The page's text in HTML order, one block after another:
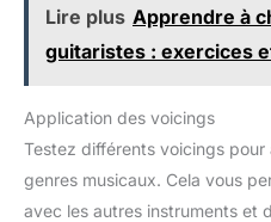
Lire plus Apprendre à
guitaristes : exercices
Application des voicings
Testez différents voicings
genres musicaux. Cela vous
avec les autres instruments et